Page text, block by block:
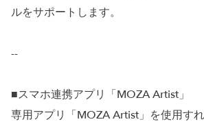
ルをサポートします。
--
■スマホ連携アプリ「MOZA Artist」
専用アプリ「MOZA Artist」を使用す